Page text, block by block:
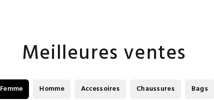
Meilleures ventes
Femme Homme Accessoires Chaussures Bags